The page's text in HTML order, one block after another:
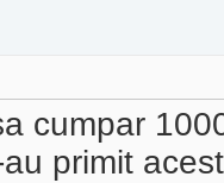
cumpar
primit